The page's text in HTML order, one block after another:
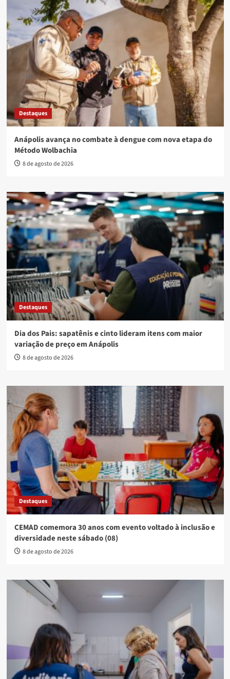
Destaques
Anápolis avança no combate à dengue com nova etapa do
Método Wolbachia
8 de agosto de 2026
Destaques
Dia dos Pais: sapatênis e cinto lideram itens com maior
variação de preço em Anápolis
8 de agosto de 2026
Destaques
CEMAD comemora 30 anos com evento voltado à inclusão e
diversidade neste sábado (08)
8 de agosto de 2026